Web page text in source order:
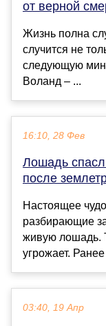
от верной
Жизнь полна
случится не
следующую
Воланд – ...
16:10, 28 Фев
Лошадь
после
Настоящее
разбирающие
живую лошадь.
угрожает.
03:40, 19 Апр